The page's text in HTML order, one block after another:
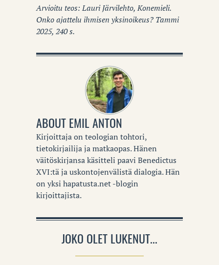
Arvioitu teos: Lauri Järvilehto, Konemieli.
Onko ajattelu ihmisen yksinoikeus? Tammi
2025, 240 s.
ABOUTEMIL ANTON
Kirjoittaja on teologian tohtori,
tietokirjailija ja matkaopas. Hänen
väitöskirjansa käsitteli paavi Benedictus
XVI:tä ja uskontojenvälistä dialogia. Hän
on yksi hapatusta.net -blogin
kirjoittajista.
JOKO OLET LUKENUT...